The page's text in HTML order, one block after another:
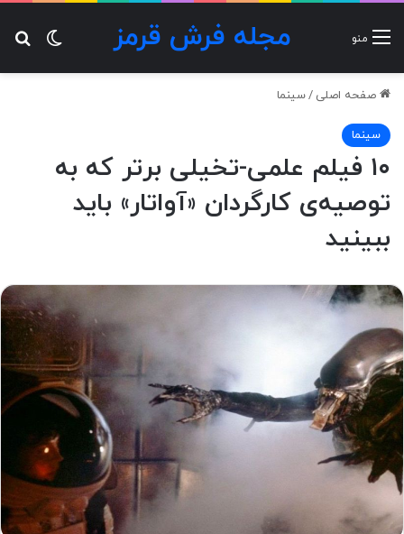
مجله فرش قرمز منو
صفحه اصلی /سینما
سینما
۱۰ فیلم علمی-تخیلی برتر که به
توصیه‌ی کارگردان «آواتار» باید
ببینید